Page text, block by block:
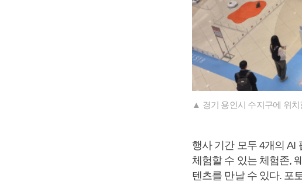
▲ 경기 용인시 수지구에 위
행사 기간 모두 4개의 AI
체험할 수 있는 체험존,
텐츠를 만날 수 있다. 포